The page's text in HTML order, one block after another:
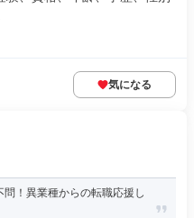
気になる
問！異業種からの転職応援し